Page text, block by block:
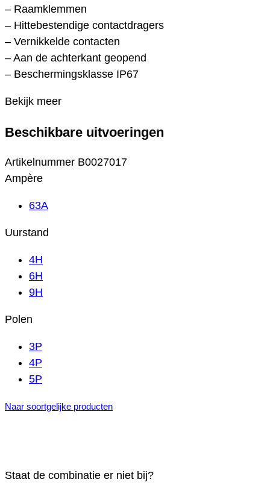
– Raamklemmen
– Hittebestendige contactdragers
– Vernikkelde contacten
– Aan de achterkant geopend
– Beschermingsklasse IP67
Bekijk meer
Beschikbare uitvoeringen
Artikelnummer B0027017
Ampère
63A
Uurstand
4H
6H
9H
Polen
3P
4P
5P
Naar soortgelijke producten
Staat de combinatie er niet bij?